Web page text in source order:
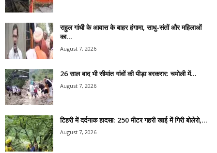
राहुल गांधी के आवास के बाहर हंगामा, साधु-संतों और महिलाओं
का...
August 7, 2026
26 साल बाद भी सीमांत गांवों की पीड़ा बरकरार: चमोली में...
August 7, 2026
टिहरी में दर्दनाक हादसा: 250 मीटर गहरी खाई में गिरी बोलेरो,...
August 7, 2026